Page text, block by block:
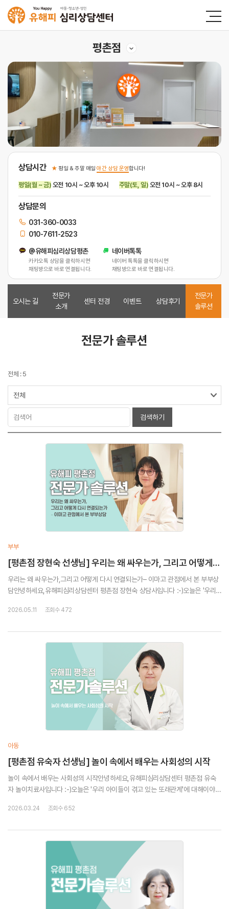
평촌점
상담시간 ★평일 & 주말 매일야간 상담 운영합니다!
평일(월 ~ 금) 오전 10시 ~ 오후 10시 주말(토, 일) 오전 10시 ~ 오후 8시
상담문의
031-360-0033
010-7611-2523
@유해피심리상담평촌
카카오톡 상담을 클릭하시면
채팅방으로 바로 연결됩니다.
네이버톡톡
네이버 톡톡을 클릭하시면
채팅방으로 바로 연결됩니다.
오시는 길
전문가
소개
센터 전경 이벤트 상담후기
전문가
솔루션
전문가 솔루션
전체 : 5
검색하기
부부
[평촌점 장현숙 선생님] 우리는 왜 싸우는가, 그리고 어떻게 다시 연결되는가 - 이마고 관점에서 본 부부상담
우리는 왜 싸우는가,그리고 어떻게 다시 연결되는가– 이마고 관점에서 본 부부상
담안녕하세요,유해피심리상담센터 평촌점 장현숙 상담사입니다 :-)오늘은 '우리
담’'에 대해이야기해 드리려고 합니다.세상에 ...
2026.05.11 조회수 472
아동
[평촌점 유숙자 선생님] 놀이 속에서 배우는 사회성의 시작
놀이 속에서 배우는 사회성의 시작안녕하세요,유해피심리상담센터 평촌점 유숙
자 놀이치료사입니다 :-)오늘은 '우리 아이들이 겪고 있는 또래관계'에 대해이야기
우거나 공격적인 행동을 보인다친구를 ...
2026.03.24 조회수 652